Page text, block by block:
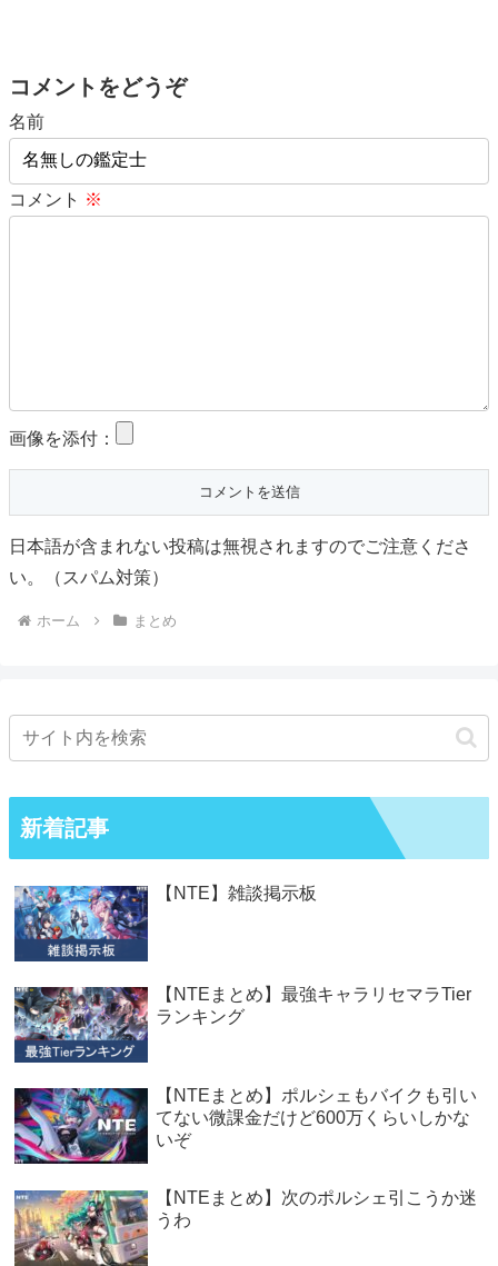
コメントをどうぞ
名前
コメント ※
画像を添付：
日本語が含まれない投稿は無視されますのでご注意くださ
い。（スパム対策）
ホーム まとめ
新着記事
【NTE】雑談掲示板
【NTEまとめ】最強キャラリセマラTier
ランキング
【NTEまとめ】ポルシェもバイクも引い
てない微課金だけど600万くらいしかな
いぞ
【NTEまとめ】次のポルシェ引こうか迷
うわ